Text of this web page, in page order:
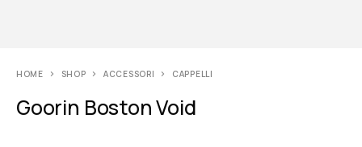
HOME SHOP ACCESSORI CAPPELLI
Goorin Boston Void